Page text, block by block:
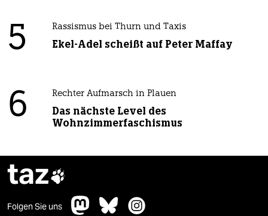
5 Rassismus bei Thurn und Taxis
Ekel-Adel scheißt auf Peter Maffay
6 Rechter Aufmarsch in Plauen
Das nächste Level des
Wohnzimmerfaschismus
taz
Folgen Sie uns